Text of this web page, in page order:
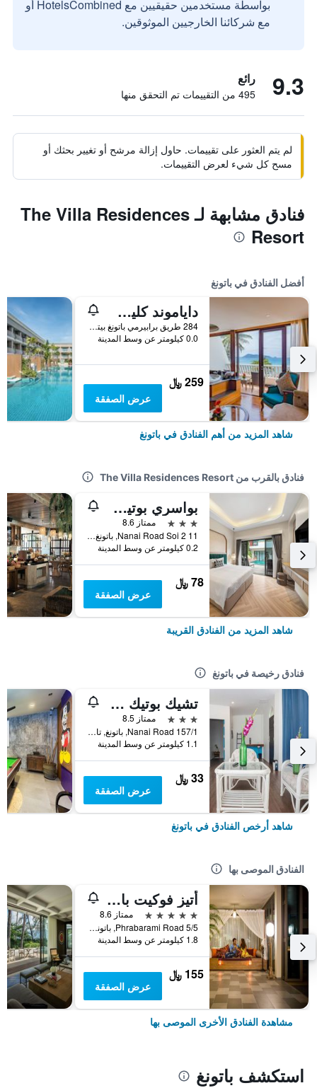
بواسطة مستخدمين حقيقيين مع HotelsCombined أو
مع شركائنا الخارجيين الموثوقين.
9.3 رائع
495 من التقييمات تم التحقق منها
لم يتم العثور على تقييمات. حاول إزالة مرشح أو تغيير بحثك أو
مسح كل شيء لعرض التقييمات.
فنادق مشابهة لـ The Villa Residences
Resort
أفضل الفنادق في باتونغ
داياموند كليف ريزورت آند سبا، باتونج بيتش
284 طريق برابيرمي باتونغ بيتش, باتونغ, تايلاند
0.0 كيلومتر عن وسط المدينة
259 ﷼
عرض الصفقة
شاهد المزيد من أهم الفنادق في باتونغ
فنادق بالقرب من The Villa Residences Resort
بواسري بوتيك باتونج
3 نجوم
ممتاز 8.6
11 Nanai Road Soi 2, باتونغ, تايلاند
0.2 كيلومتر عن وسط المدينة
78 ﷼
عرض الصفقة
شاهد المزيد من الفنادق القريبة
فنادق رخيصة في باتونغ
تشيك بوتيك هوتل باتونج
3 نجوم
ممتاز 8.5
157/1 Nanai Road, باتونغ, تايلاند
1.1 كيلومتر عن وسط المدينة
33 ﷼
عرض الصفقة
شاهد أرخص الفنادق في باتونغ
الفنادق الموصى بها
أتيز فوكيت باتونج
5 نجوم
ممتاز 8.6
5/5 Phrabarami Road, باتونغ, تايلاند
1.8 كيلومتر عن وسط المدينة
155 ﷼
عرض الصفقة
مشاهدة الفنادق الأخرى الموصى بها
استكشف باتونغ